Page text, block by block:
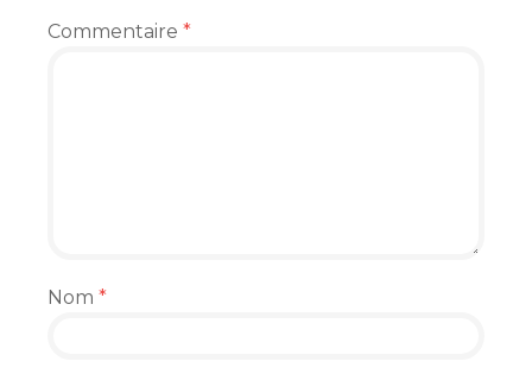
Commentaire *
Nom *